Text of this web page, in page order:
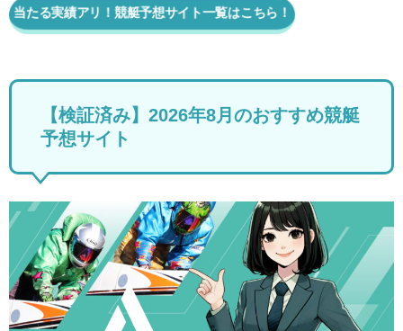
当たる実績アリ！競艇予想サイト一覧はこちら！
【検証済み】2026年8月のおすすめ競艇
予想サイト